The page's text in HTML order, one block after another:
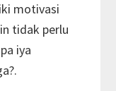
motivasi
tidak perlu
iya